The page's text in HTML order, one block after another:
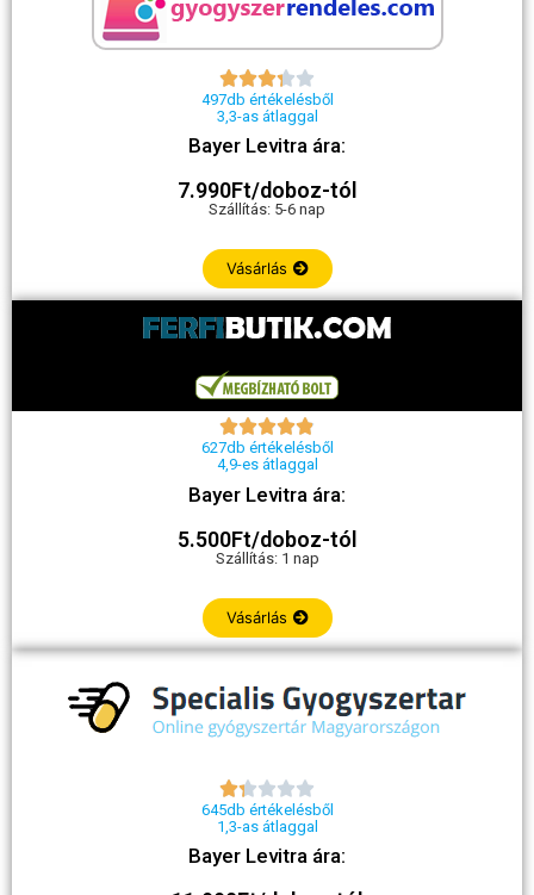

497db értékelésből
3,3-as átlaggal
Bayer Levitra ára:
7.990Ft/doboz-tól
Szállítás: 5-6 nap
Vásárlás

627db értékelésből
4,9-es átlaggal
Bayer Levitra ára:
5.500Ft/doboz-tól
Szállítás: 1 nap
Vásárlás

645db értékelésből
1,3-as átlaggal
Bayer Levitra ára: